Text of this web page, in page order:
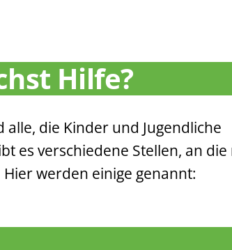
Hilfe?
die Kinder und Jugendliche
es verschiedene Stellen, an die
werden einige genannt: